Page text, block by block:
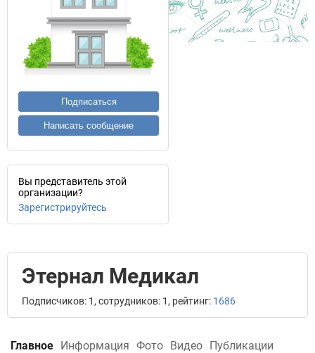
Подписаться
Написать сообщение
Вы представитель этой
организации?
Зарегистрируйтесь
Этернал Медикал
Подписчиков: 1, сотрудников: 1, рейтинг: 1686
Главное Информация Фото Видео Публикации